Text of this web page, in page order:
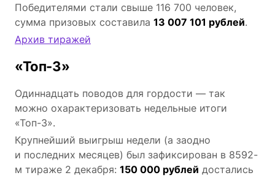
Победителями стали свыше 116 700 человек,
сумма призовых составила 13 007 101 рублей.
Архив тиражей
«Топ-3»
Одиннадцать поводов для гордости — так
можно охарактеризовать недельные итоги
«Топ-3».
Крупнейший выигрыш недели (а заодно
и последних месяцев) был зафиксирован в 8592-
м тираже 2 декабря: 150 000 рублей достались